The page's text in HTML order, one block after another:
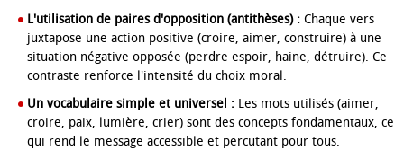
L'utilisation de paires d'opposition (antithèses) : Chaque vers
juxtapose une action positive (croire, aimer, construire) à une
situation négative opposée (perdre espoir, haine, détruire). Ce
contraste renforce l'intensité du choix moral.
Un vocabulaire simple et universel : Les mots utilisés (aimer,
croire, paix, lumière, crier) sont des concepts fondamentaux, ce
qui rend le message accessible et percutant pour tous.